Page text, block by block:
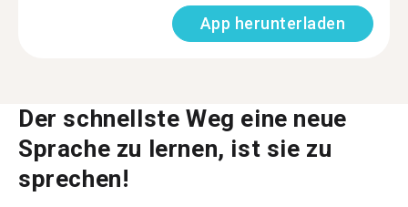
App herunterladen
Der schnellste Weg eine neue
Sprache zu lernen, ist sie zu
sprechen!